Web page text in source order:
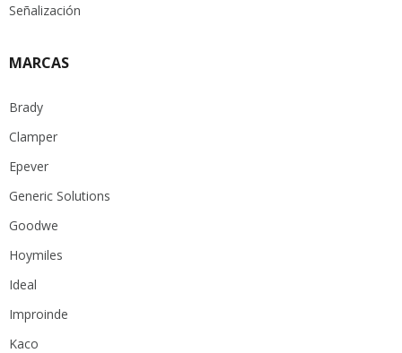
Señalización
MARCAS
Brady
Clamper
Epever
Generic Solutions
Goodwe
Hoymiles
Ideal
Improinde
Kaco